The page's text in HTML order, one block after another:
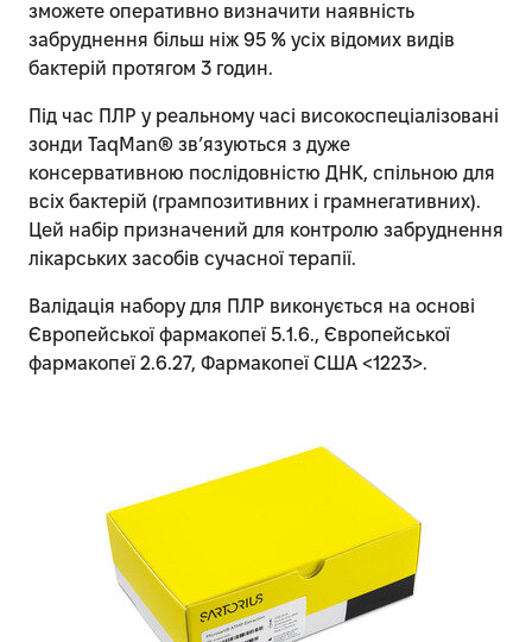
зможете оперативно визначити наявність
забруднення більш ніж 95 % усіх відомих видів
бактерій протягом 3 годин.
Під час ПЛР у реальному часі високоспеціалізовані
зонди TaqMan® зв’язуються з дуже
консервативною послідовністю ДНК, спільною для
всіх бактерій (грампозитивних і грамнегативних).
Цей набір призначений для контролю забруднення
лікарських засобів сучасної терапії.
Валідація набору для ПЛР виконується на основі
Європейської фармакопеї 5.1.6., Європейської
фармакопеї 2.6.27, Фармакопеї США <1223>.